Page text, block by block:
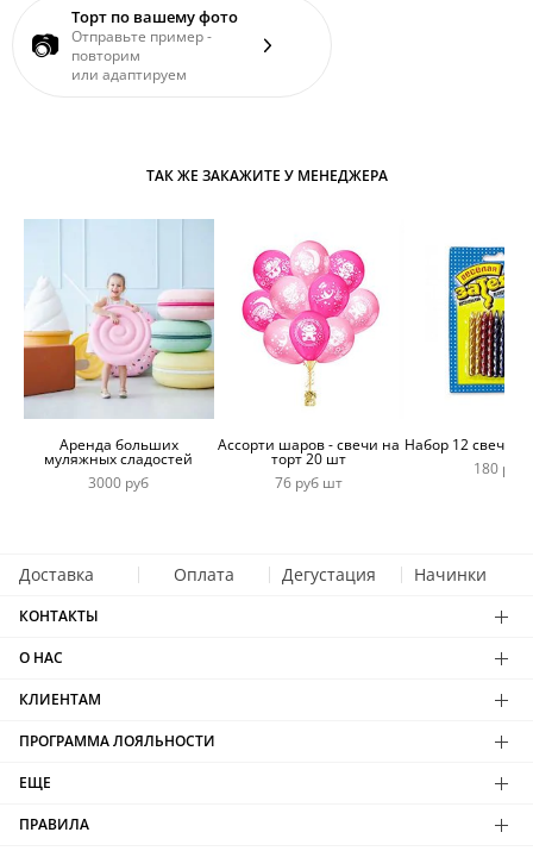
📷
Торт по вашему фото
Отправьте пример -
повторим
или адаптируем
ТАК ЖЕ ЗАКАЖИТЕ У МЕНЕДЖЕРА
Аренда больших
муляжных сладостей
3000 руб
Ассорти шаров - свечи на
торт 20 шт
76 руб шт
Набор 12 свечей
180 руб
Доставка Оплата Дегустация Начинки
КОНТАКТЫ
О НАС
КЛИЕНТАМ
ПРОГРАММА ЛОЯЛЬНОСТИ
ЕЩЕ
ПРАВИЛА